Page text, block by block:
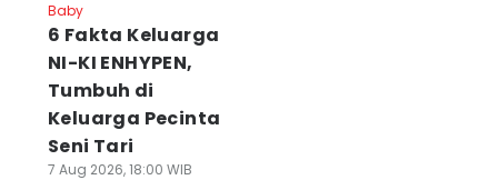
Baby
6 Fakta Keluarga
NI-KI ENHYPEN,
Tumbuh di
Keluarga Pecinta
Seni Tari
7 Aug 2026, 18:00 WIB